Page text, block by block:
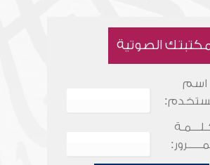
الصوتية
اسم